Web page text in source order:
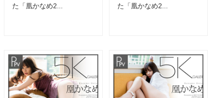
た「凰かなめ2...
た「凰かなめ2...